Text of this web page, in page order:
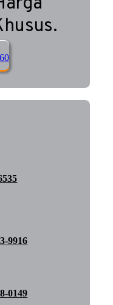
9916
0149